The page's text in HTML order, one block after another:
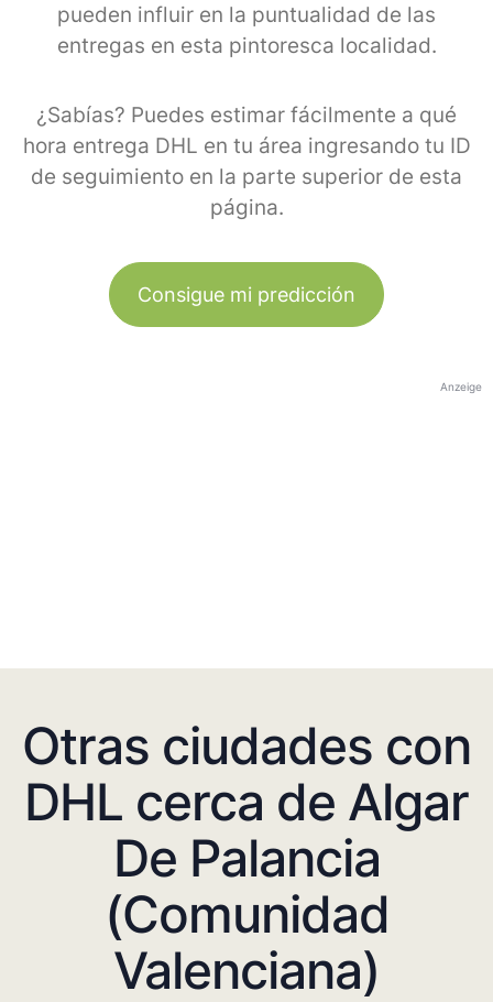
pueden influir en la puntualidad de las
entregas en esta pintoresca localidad.
¿Sabías? Puedes estimar fácilmente a qué
hora entrega DHL en tu área ingresando tu ID
de seguimiento en la parte superior de esta
página.
Consigue mi predicción
Anzeige
Otras ciudades con
DHL cerca de Algar
De Palancia
(Comunidad
Valenciana)